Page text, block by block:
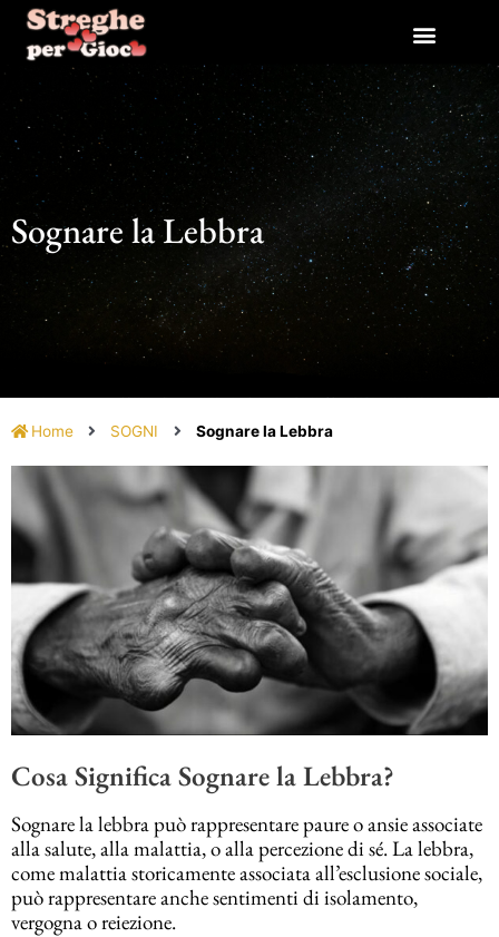
contenuto
Sognare la Lebbra
Home SOGNI Sognare la Lebbra
Cosa Significa Sognare la Lebbra?
Sognare la lebbra può rappresentare paure o ansie associate
alla salute, alla malattia, o alla percezione di sé. La lebbra,
come malattia storicamente associata all’esclusione sociale,
può rappresentare anche sentimenti di isolamento,
vergogna o reiezione.